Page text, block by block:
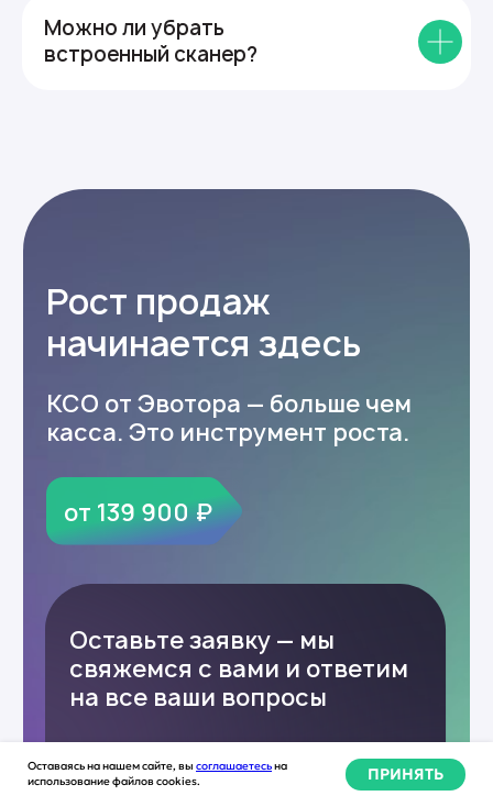
Можно ли убрать
встроенный сканер?
Оставаясь на нашем сайте, вы соглашаетесьна
использование файлов cookies.
ПРИНЯТЬ